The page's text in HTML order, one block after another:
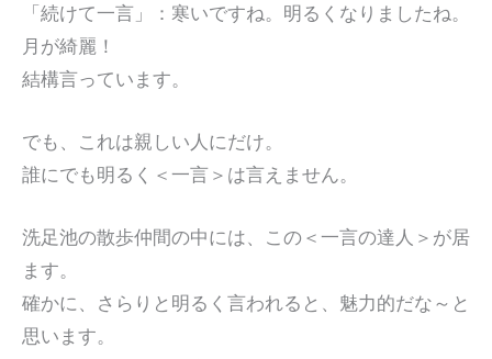
「続けて一言」：寒いですね。明るくなりましたね。
月が綺麗！
結構言っています。
でも、これは親しい人にだけ。
誰にでも明るく＜一言＞は言えません。
洗足池の散歩仲間の中には、この＜一言の達人＞が居
ます。
確かに、さらりと明るく言われると、魅力的だな～と
思います。